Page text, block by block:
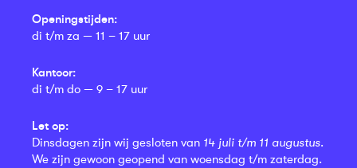
Openingstijden:
di t/m za — 11 – 17 uur
Kantoor:
di t/m do — 9 – 17 uur
Let op:
Dinsdagen zijn wij gesloten van 14 juli t/m 11 augustus.
We zijn gewoon geopend van woensdag t/m zaterdag.